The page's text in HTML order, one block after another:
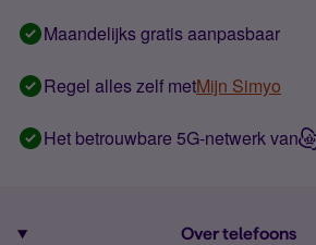
Maandelijks gratis aanpasbaar
Regel alles zelf metMijn Simyo
Het betrouwbare 5G-netwerk van
Over telefoons